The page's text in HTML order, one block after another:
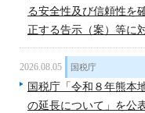
る安全性及び信頼性を
正する告示（案）等に
2026.08.05 国税庁
国税庁「令和８年熊本
の延長について」を公